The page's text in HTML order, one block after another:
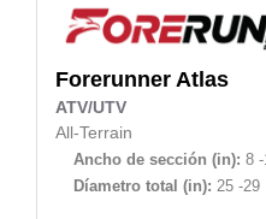
Forerunner Atlas
ATV/UTV
All-Terrain
Ancho de sección (in): 8 -
Díametro total (in): 25 -29